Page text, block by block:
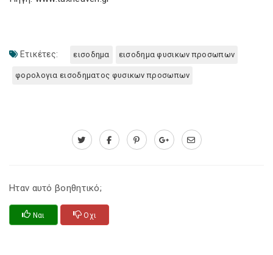
Ετικέτες: εισοδημα εισοδημα φυσικων προσωπων
φορολογια εισοδηματος φυσικων προσωπων
Ηταν αυτό βοηθητικό;
Ναι Οχι